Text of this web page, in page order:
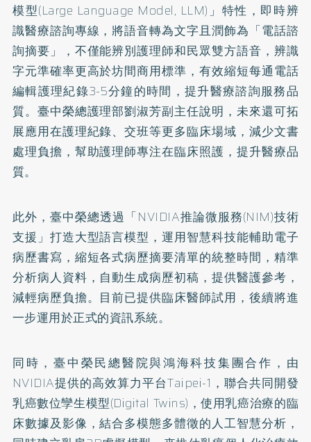
模型(Large Language Model, LLM)」特性，即時辨
識醫療諮詢專線，將語音轉為文字且潤飾為「電話諮
詢摘要」，不僅能辨別護理師和民眾雙方語音，辨識
字元準確率更高於坊間商用標準，有效縮短每通電話
編輯護理紀錄3-5分鐘的時間，提升醫療諮詢服務品
質。臺中榮總護理部劉淑芳副主任說明，未來還可拓
展應用在護理紀錄、交班等更多臨床場域，減少文書
處理負擔，幫助護理師專注在臨床照護，提升醫療品
質。
此外，臺中榮總透過「NVIDIA推論微服務(NIM)技術
支援」打造大型語言模型，運用智慧科技能輔助電子
病歷書寫，縮短各式病歷摘要清單的統整時間，精準
分析病人資料，自動生成病歷初稿，提供醫護參考，
減輕病歷負擔。目前已提供臨床醫師試用，後續將進
一步運用於正式的資訊系統。
同時，臺中榮民總醫院與鴻海科技集團合作，由
NVIDIA提供的高效算力平台Taipei-1，聯合共同開發
乳癌數位孿生模型(Digital Twins)，使用乳癌治療的臨
床數據及影像，結合多模態多體徵的人工智慧分析，